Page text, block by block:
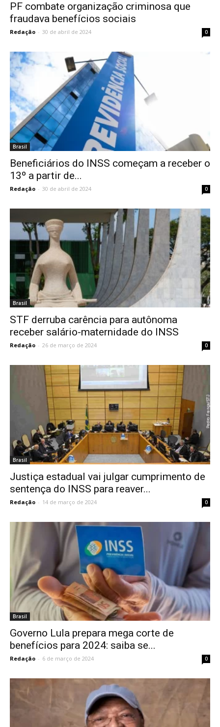
PF combate organização criminosa que
fraudava benefícios sociais
Redação - 30 de abril de 2024 0
Brasil
Beneficiários do INSS começam a receber o
13º a partir de...
Redação - 30 de abril de 2024 0
Brasil
STF derruba carência para autônoma
receber salário-maternidade do INSS
Redação - 26 de março de 2024 0
Brasil
Justiça estadual vai julgar cumprimento de
sentença do INSS para reaver...
Redação - 14 de março de 2024 0
Brasil
Governo Lula prepara mega corte de
benefícios para 2024: saiba se...
Redação - 6 de março de 2024 0